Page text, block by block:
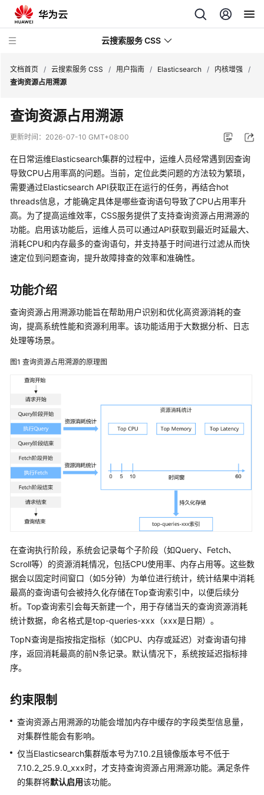
云搜索服务 CSS
最
动
态
服
务
公
告
品
介
绍
计
说
快
速
入
门
用
户
指
南
过
IAM
予
使
用
CSS
的
权
使
流
程
集
文档首页 / 云搜索服务 CSS / 用户指南 / Elasticsearch / 内核增强
/
查询资源占用溯源
查询资源占用溯源
更新时间： 2026-07-10 GMT+08:00
在日常运维Elasticsearch集群的过程中，运维人员经常遇到因查询
导致CPU占用率高的问题。当前，定位此类问题的方法较为繁琐，
需要通过Elasticsearch API获取正在运行的任务，再结合hot
threads信息，才能确定具体是哪些查询语句导致了CPU占用率升
高。为了提高运维效率，CSS服务提供了支持查询资源占用溯源的
功能。启用该功能后，运维人员可以通过API获取到最近时延最大、
消耗CPU和内存最多的查询语句，并支持基于时间进行过滤从而快
速定位到问题查询，提升故障排查的效率和准确性。
功能介绍
查询资源占用溯源功能旨在帮助用户识别和优化高资源消耗的查
询，提高系统性能和资源利用率。该功能适用于大数据分析、日志
处理等场景。
图1 查询资源占用溯源的原理图
在查询执行阶段，系统会记录每个子阶段（如Query、Fetch、
Scroll等）的资源消耗情况，包括CPU使用率、内存占用等。这些数
据会以固定时间窗口（如5分钟）为单位进行统计，统计结果中消耗
最高的查询语句会被持久化存储在Top查询索引中，以便后续分
析。Top查询索引会每天新建一个，用于存储当天的查询资源消耗
统计数据，命名格式是top-queries-xxx（xxx是日期）。
TopN查询是指按指定指标（如CPU、内存或延迟）对查询语句排
序，返回消耗最高的前N条记录。默认情况下，系统按延迟指标排
序。
约束限制
查询资源占用溯源的功能会增加内存中缓存的字段类型信息量，
对集群性能会有影响。
仅当Elasticsearch集群版本号为7.10.2且镜像版本号不低于
7.10.2_25.9.0_xxx时，才支持查询资源占用溯源功能。满足条件
的集群将默认启用该功能。